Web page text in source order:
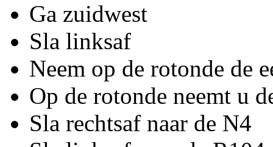
Ga zuidwest
Sla linksaf
Neem op de rotonde de
Op de rotonde neemt u
Sla rechtsaf naar de N4